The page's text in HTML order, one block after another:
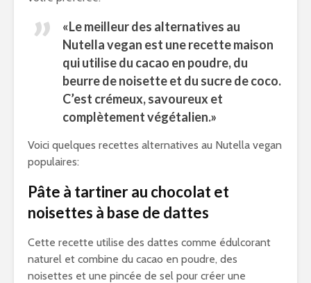
«Le meilleur des alternatives au
Nutella vegan est une recette maison
qui utilise du cacao en poudre, du
beurre de noisette et du sucre de coco.
C’est crémeux, savoureux et
complètement végétalien.»
Voici quelques recettes alternatives au Nutella vegan
populaires:
Pâte à tartiner au chocolat et
noisettes à base de dattes
Cette recette utilise des dattes comme édulcorant
naturel et combine du cacao en poudre, des
noisettes et une pincée de sel pour créer une